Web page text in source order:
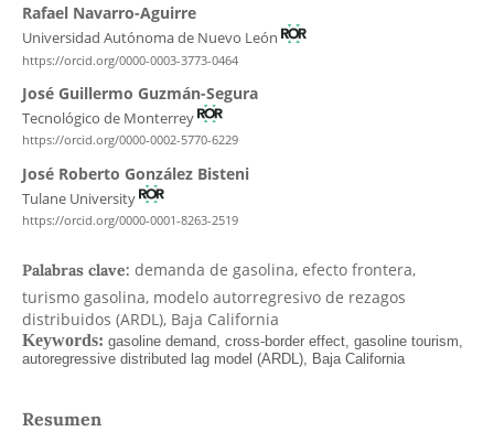
Rafael Navarro-Aguirre
Universidad Autónoma de Nuevo León
https://orcid.org/0000-0003-3773-0464
José Guillermo Guzmán-Segura
Tecnológico de Monterrey
https://orcid.org/0000-0002-5770-6229
José Roberto González Bisteni
Tulane University
https://orcid.org/0000-0001-8263-2519
Palabras clave: demanda de gasolina, efecto frontera,
turismo gasolina, modelo autorregresivo de rezagos
distribuidos (ARDL), Baja California
Resumen